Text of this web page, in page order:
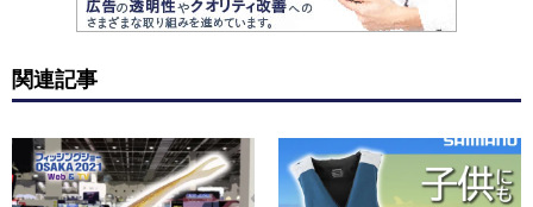
関連記事